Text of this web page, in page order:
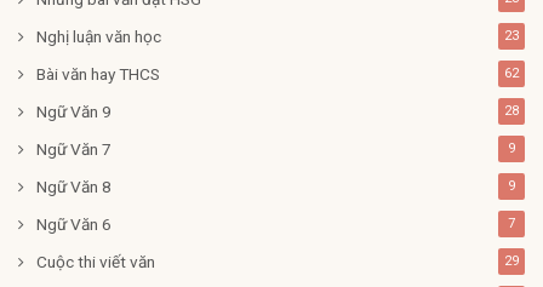
Nghị luận văn học 23
Bài văn hay THCS 62
Ngữ Văn 9 28
Ngữ Văn 7 9
Ngữ Văn 8 9
Ngữ Văn 6 7
Cuộc thi viết văn 29